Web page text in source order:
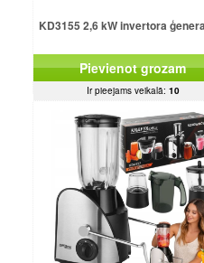
KD3155 2,6 kW invertora
Pievienot grozam
Ir pieejams veikalā: 10